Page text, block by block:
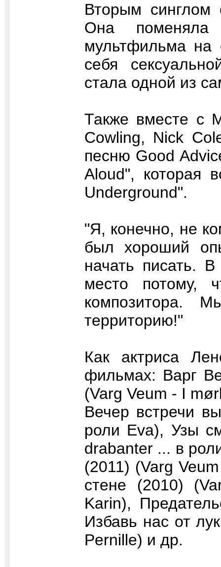
Вторым синглом
Она
мультфильма на
себя
стала одной из
Также вместе с
Cowling, Nick
песню Good
Aloud", которая
Underground".
"Я, конечно, не
был хороший
начать писать.
место потому,
композитора.
территорию!"
Как актриса
фильмах: Варг
(Varg Veum - I
Вечер встречи
роли Eva), Узы
drabanter ... в
(2011) (Varg
стене (2010)
Karin),
Избавь нас от
Pernille) и др.